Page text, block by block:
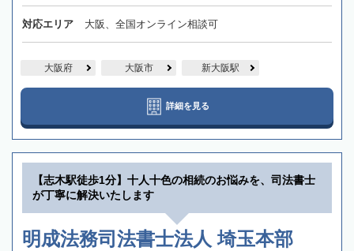
対応エリア 大阪、全国オンライン相談可
大阪府 大阪市 新大阪駅
詳細を見る
【志木駅徒歩1分】十人十色の相続のお悩みを、司法書士
が丁寧に解決いたします
明成法務司法書士法人 埼玉本部